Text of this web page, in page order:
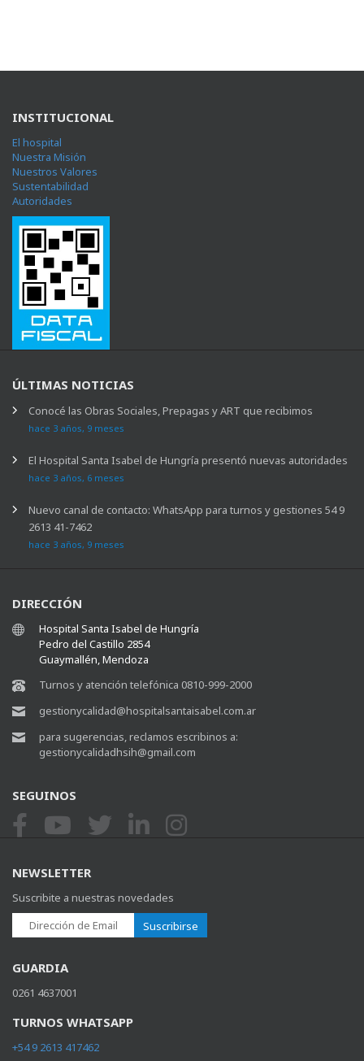
INSTITUCIONAL
El hospital
Nuestra Misión
Nuestros Valores
Sustentabilidad
Autoridades
ÚLTIMAS NOTICIAS
Conocé las Obras Sociales, Prepagas y ART que recibimos
hace 3 años, 9 meses
El Hospital Santa Isabel de Hungría presentó nuevas autoridades
hace 3 años, 6 meses
Nuevo canal de contacto: WhatsApp para turnos y gestiones 54 9
2613 41-7462
hace 3 años, 9 meses
DIRECCIÓN
Hospital Santa Isabel de Hungría
Pedro del Castillo 2854
Guaymallén, Mendoza
Turnos y atención telefónica 0810-999-2000
gestionycalidad@hospitalsantaisabel.com.ar
para sugerencias, reclamos escribinos a:
gestionycalidadhsih@gmail.com
SEGUINOS
NEWSLETTER
Suscribite a nuestras novedades
Suscribirse
GUARDIA
0261 4637001
TURNOS WHATSAPP
+54 9 2613 417462